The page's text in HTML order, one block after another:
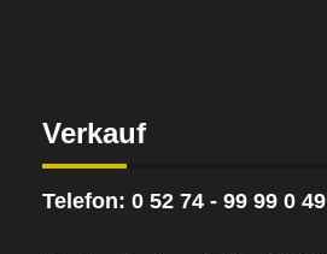
Verkauf
Telefon: 0 52 74 - 99 99 0 49